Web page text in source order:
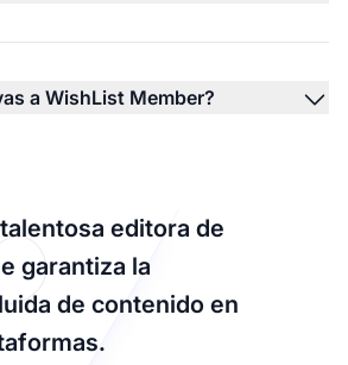
a WishList Member?
editora de
garantiza la
de contenido en